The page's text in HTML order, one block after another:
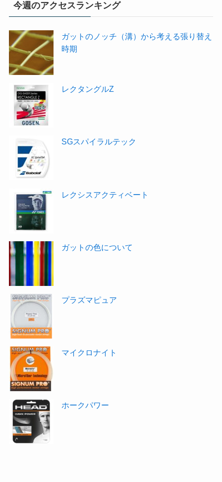
今週のアクセスランキング
ガットのノッチ（溝）から考える張り替え
時期
レクタングルZ
SGスパイラルテック
レクシスアクティベート
ガットの色について
プラズマピュア
マイクロナイト
ホークパワー